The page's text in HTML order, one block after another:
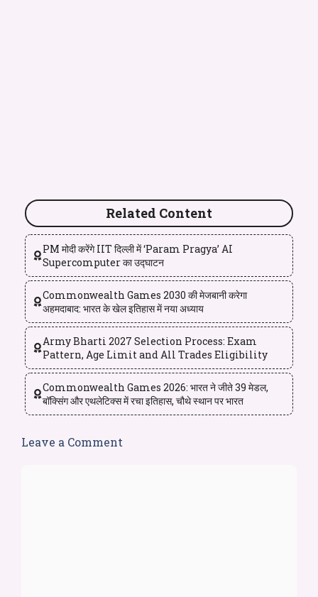
Related Content
PM मोदी करेंगे IIT दिल्ली में ‘Param Pragya’ AI
Supercomputer का उद्घाटन
Commonwealth Games 2030 की मेजबानी करेगा
अहमदाबाद: भारत के खेल इतिहास में नया अध्याय
Army Bharti 2027 Selection Process: Exam
Pattern, Age Limit and All Trades Eligibility
Commonwealth Games 2026: भारत ने जीते 39 मेडल,
बॉक्सिंग और एथलेटिक्स में रचा इतिहास, चौथे स्थान पर भारत
Leave a Comment